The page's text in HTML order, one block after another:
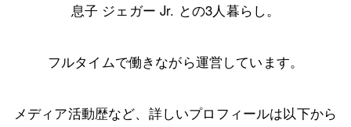
息子 ジェガー Jr. との3人暮らし。
フルタイムで働きながら運営しています。
メディア活動歴など、詳しいプロフィールは以下から